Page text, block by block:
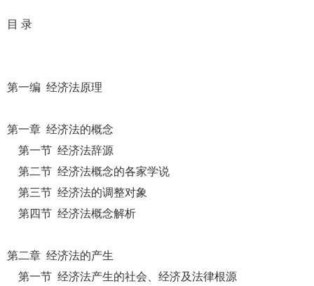
目 录
第一编 经济法原理
第一章 经济法的概念
第一节 经济法辞源
第二节 经济法概念的各家学说
第三节 经济法的调整对象
第四节 经济法概念解析
第二章 经济法的产生
第一节 经济法产生的社会、经济及法律根源